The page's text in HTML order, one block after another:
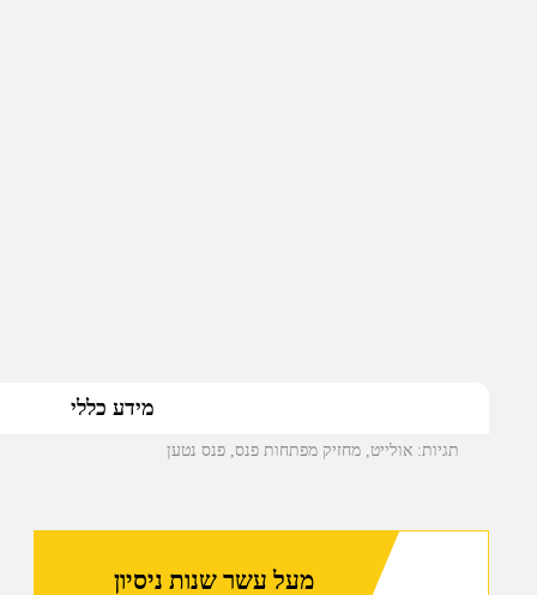
מידע כללי
תגיות: אולייט, מחזיק מפתחות פנס, פנס נטען
מעל עשר שנות ניסיון